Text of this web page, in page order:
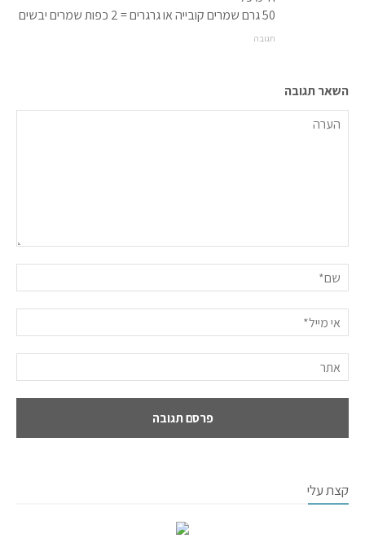
50 גרם שמרים קובייה או גרגרים = 2 כפות שמרים יבשים
תגובה
השאר תגובה
קצת עלי